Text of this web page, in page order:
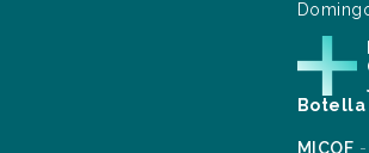
Botella
MICOF